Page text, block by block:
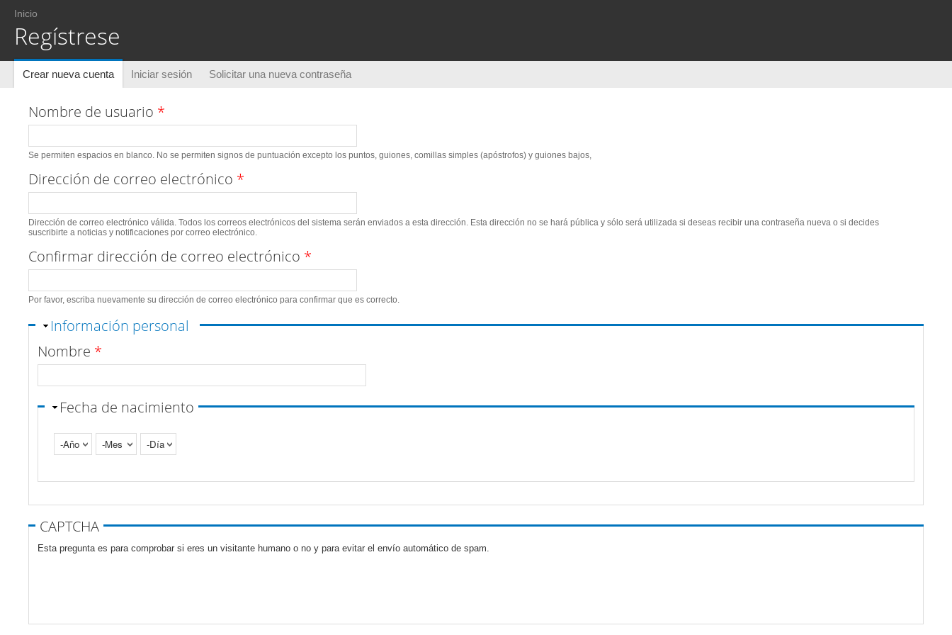
Usted está aquí
Inicio
Regístrese
Solapas principales
Crear nueva cuenta (solapa activa)
Iniciar sesión Solicitar una nueva contraseña
Nombre de usuario *
Se permiten espacios en blanco. No se permiten signos de puntuación excepto los puntos, guiones, comillas simples (apóstrofos) y guiones bajos,
Dirección de correo electrónico *
Dirección de correo electrónico válida. Todos los correos electrónicos del sistema serán enviados a esta dirección. Esta dirección no se hará pública y sólo será utilizada si deseas recibir una contraseña nueva o si decides
suscribirte a noticias y notificaciones por correo electrónico.
Confirmar dirección de correo electrónico *
Por favor, escriba nuevamente su dirección de correo electrónico para confirmar que es correcto.
Ocultar
Información personal
Nombre *
Fecha de nacimiento
Año
Mes Día
Pestañas verticales
CAPTCHA
Esta pregunta es para comprobar si eres un visitante humano o no y para evitar el envío automático de spam.